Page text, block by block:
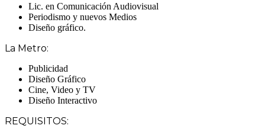
Lic. en Comunicación Audiovisual
Periodismo y nuevos Medios
Diseño gráfico.
La Metro:
Publicidad
Diseño Gráfico
Cine, Video y TV
Diseño Interactivo
REQUISITOS: